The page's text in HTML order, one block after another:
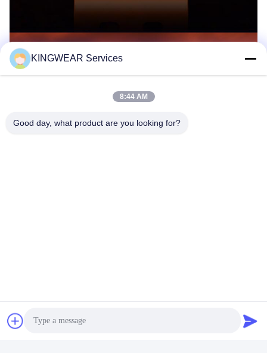
KINGWEAR Services
8:44 AM
Good day, what product are you looking for?